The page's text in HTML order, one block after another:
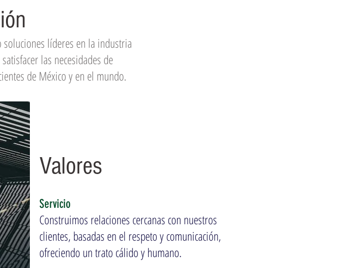
líderes en la industria
las necesidades de
de México y en el mundo.
Valores
Servicio
​Construimos relaciones cercanas con nuestros
clientes, basadas en el respeto y comunicación,
ofreciendo un trato cálido y humano.